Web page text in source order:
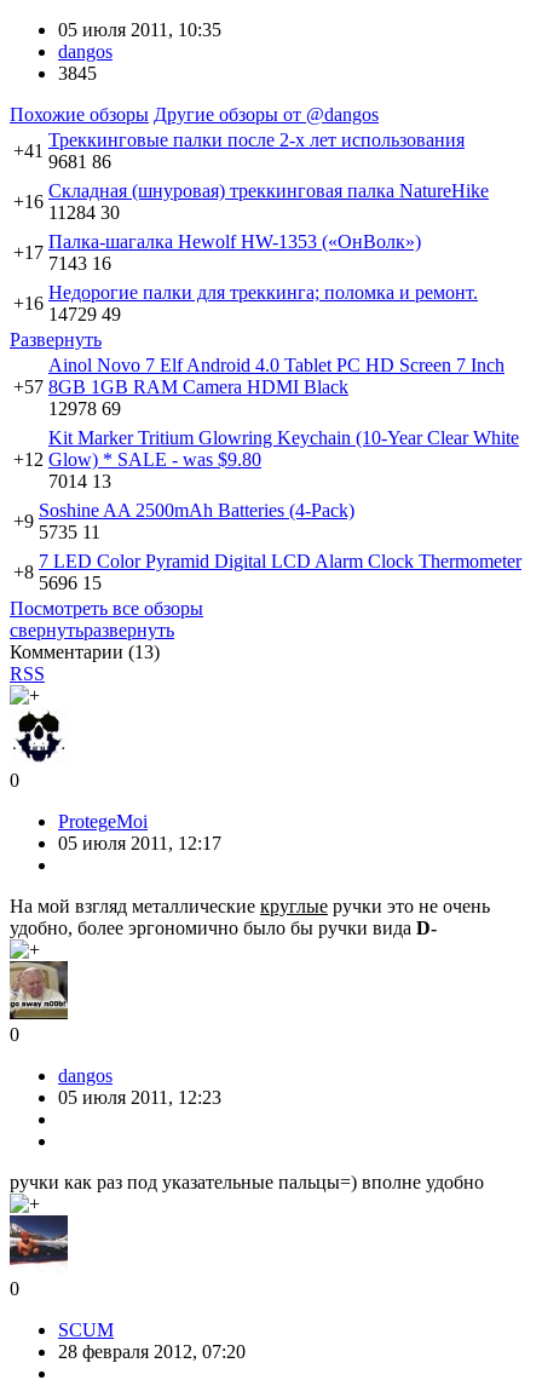
05 июля 2011, 10:35
dangos
3845
Похожие обзоры Другие обзоры от @dangos
+41
Треккинговые палки после 2-х лет использования
9681 86
+16
Складная (шнуровая) треккинговая палка NatureHike
11284 30
+17
Палка-шагалка Hewolf HW-1353 («ОнВолк»)
7143 16
+16
Недорогие палки для треккинга; поломка и ремонт.
14729 49
Развернуть
+57
Ainol Novo 7 Elf Android 4.0 Tablet PC HD Screen 7 Inch
8GB 1GB RAM Camera HDMI Black
12978 69
+12
Kit Marker Tritium Glowring Keychain (10-Year Clear White
Glow) * SALE - was $9.80
7014 13
+9
Soshine AA 2500mAh Batteries (4-Pack)
5735 11
+8
7 LED Color Pyramid Digital LCD Alarm Clock Thermometer
5696 15
Посмотреть все обзоры
свернутьразвернуть
Комментарии (13)
RSS
0
ProtegeMoi
05 июля 2011, 12:17
На мой взгляд металлические круглые ручки это не очень
удобно, более эргономично было бы ручки вида D-
0
dangos
05 июля 2011, 12:23
ручки как раз под указательные пальцы=) вполне удобно
0
SCUM
28 февраля 2012, 07:20